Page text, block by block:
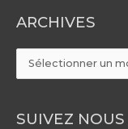
ARCHIVES
ARCHIVES
SUIVEZ NOUS